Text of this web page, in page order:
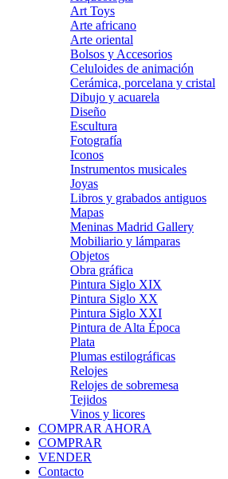
Art Toys
Arte africano
Arte oriental
Bolsos y Accesorios
Celuloides de animación
Cerámica, porcelana y cristal
Dibujo y acuarela
Diseño
Escultura
Fotografía
Iconos
Instrumentos musicales
Joyas
Libros y grabados antiguos
Mapas
Meninas Madrid Gallery
Mobiliario y lámparas
Objetos
Obra gráfica
Pintura Siglo XIX
Pintura Siglo XX
Pintura Siglo XXI
Pintura de Alta Época
Plata
Plumas estilográficas
Relojes
Relojes de sobremesa
Tejidos
Vinos y licores
COMPRAR AHORA
COMPRAR
VENDER
Contacto